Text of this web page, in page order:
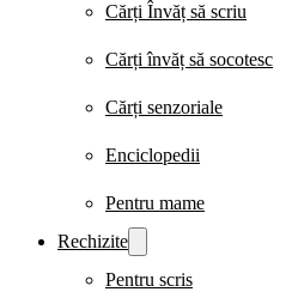
Cărți Învăț să scriu
Cărți învăț să socotesc
Cărți senzoriale
Enciclopedii
Pentru mame
Rechizite
Pentru scris